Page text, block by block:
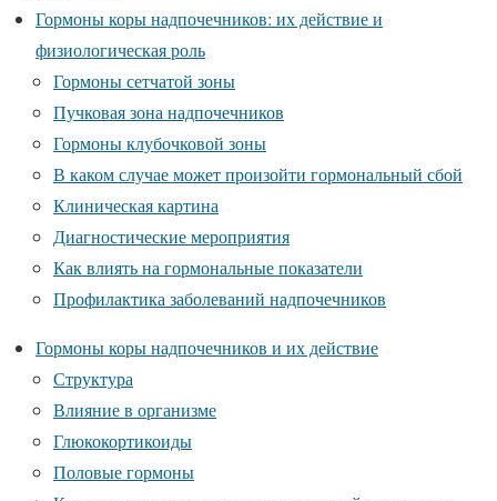
Гормоны коры надпочечников: их действие и
физиологическая роль
Гормоны сетчатой зоны
Пучковая зона надпочечников
Гормоны клубочковой зоны
В каком случае может произойти гормональный сбой
Клиническая картина
Диагностические мероприятия
Как влиять на гормональные показатели
Профилактика заболеваний надпочечников
Гормоны коры надпочечников и их действие
Структура
Влияние в организме
Глюкокортикоиды
Половые гормоны